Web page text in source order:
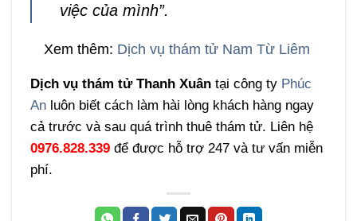
việc của mình”.
Xem thêm: Dịch vụ thám tử Nam Từ Liêm
Dịch vụ thám tử Thanh Xuân tại công ty Phúc
An luôn biết cách làm hài lòng khách hàng ngay
cả trước và sau quá trình thuê thám tử. Liên hệ
0976.828.339để được hỗ trợ 247 và tư vấn miễn
phí.